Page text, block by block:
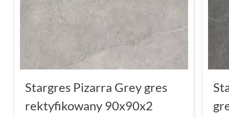
Stargres Pizarra Grey gres
rektyfikowany 90x90x2